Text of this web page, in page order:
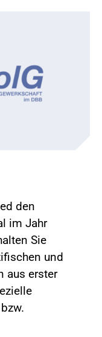
den
im Jahr
Sie
und
aus erster